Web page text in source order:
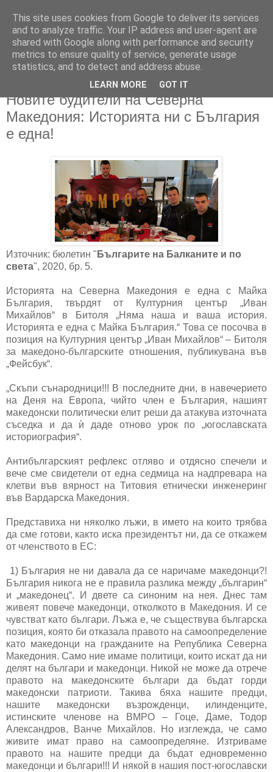
Новите будители на Северна
Македония: Историята ни с България
е една!
Източник: бюлетин " Българите на Балканите и по
света", 2020, бр. 5.
Историята на Северна Македония е една с Майка
България, твърдят от Културния център „Иван
Михайлов“ в Битоля „Няма наша и ваша история.
Историята е една с Майка България.“ Това се посочва в
позиция на Културния център „Иван Михайлов“ – Битоля
за македоно-българските отношения, публикувана във
„Фейсбук“.
„Скъпи сънародници!!! В последните дни, в навечерието
на Деня на Европа, чийто член е България, нашият
македонски политически елит реши да атакува източната
съседка и да ѝ даде отново урок по „югославската
историография“.
Антибългарският рефлекс отляво и отдясно спечели и
вече сме свидетели от една седмица на надпревара на
клетви във вярност на Титовия етнически инженеринг
във Вардарска Македония.
Представиха ни няколко лъжи, в името на които трябва
да сме готови, както иска президентът ни, да се откажем
от членството в ЕС:
1) България не ни давала да се наричаме македонци?!
България никога не е правила разлика между „българин“
и „македонец“. И двете са синоним на нея. Днес там
живеят повече македонци, отколкото в Македония. И се
чувстват като българи. Лъжа е, че съществува българска
позиция, която би отказала правото на самоопределение
като македонци на гражданите на Република Северна
Македония. Само ние имаме политици, които искат да ни
делят на българи и македонци. Никой не може да отрече
правото на македонските българи да бъдат горди
македонски патриоти. Такива бяха нашите предци,
нашите македонски възрожденци, илинденците,
истинските членове на ВМРО – Гоце, Даме, Тодор
Александров, Ванче Михайлов. Но изглежда, че само
живите имат право на самоопределяне. Изтриваме
правото на нашите предци да бъдат едновременно
македонци и българи!!! И някой в нашия пост-югославски
This site uses cookies from Google to deliver its services
and to analyze traffic. Your IP address and user-agent are
shared with Google along with performance and security
metrics to ensure quality of service, generate usage
statistics, and to detect and address abuse.
LEARN MORE GOT IT